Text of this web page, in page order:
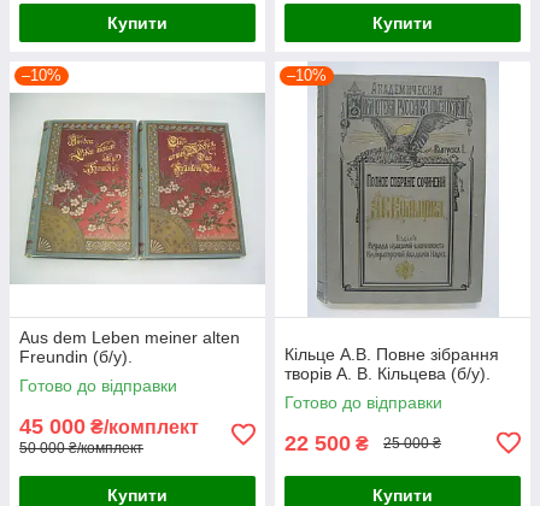
Купити Купити
–10%
Aus dem Leben meiner alten
Freundin (б/у).
Готово до відправки
45 000 ₴/комплект
50 000 ₴/комплект
Купити
–10%
Кільце А.В. Повне зібрання
творів А. В. Кільцева (б/у).
Готово до відправки
22 500 ₴ 25 000 ₴
Купити